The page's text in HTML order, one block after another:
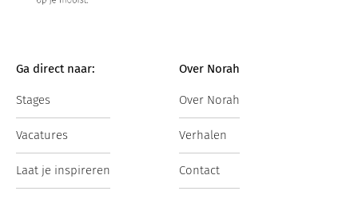
Ga direct naar:
Stages
Vacatures
Laat je inspireren
Over Norah
Over Norah
Verhalen
Contact